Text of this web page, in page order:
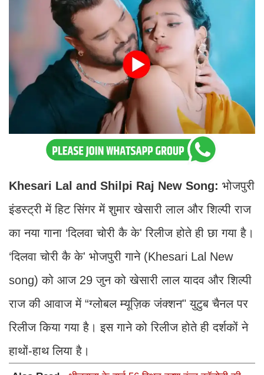
Khesari Lal and Shilpi Raj New Song: भोजपुरी
इंडस्ट्री में हिट सिंगर में शुमार खेसारी लाल और शिल्पी राज
का नया गाना ‘दिलवा चोरी कै के' रिलीज होते ही छा गया है।
‘दिलवा चोरी कै के' भोजपुरी गाने (Khesari Lal New
song) को आज 29 जुन को खेसारी लाल यादव और शिल्पी
राज की आवाज में “ग्लोबल म्यूज़िक जंक्शन" युटुब चैनल पर
रिलीज किया गया है। इस गाने को रिलीज होते ही दर्शकों ने
हाथों-हाथ लिया है।